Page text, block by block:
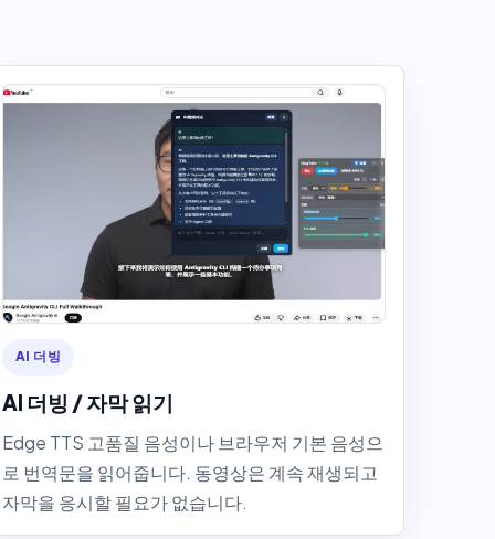
AI 더빙
AI 더빙 / 자막 읽기
Edge TTS 고품질 음성이나 브라우저 기본 음성으
로 번역문을 읽어줍니다. 동영상은 계속 재생되고
자막을 응시할 필요가 없습니다.